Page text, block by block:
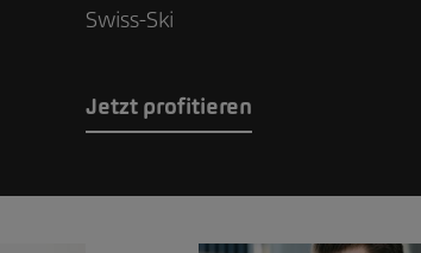
Swiss-Ski
Jetzt profitieren